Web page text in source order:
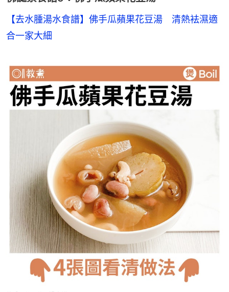
【去水腫湯水食譜】佛手瓜蘋果花豆湯　清熱袪濕適
合一家大細